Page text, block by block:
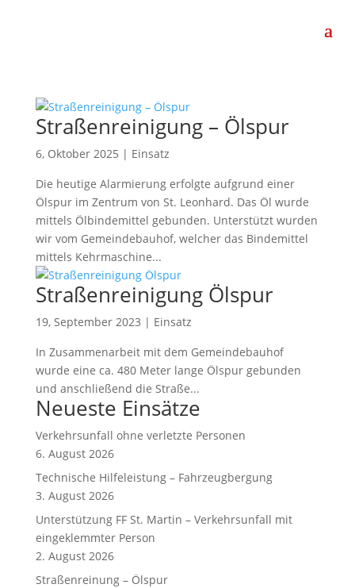
Straßenreinigung – Ölspur
6, Oktober 2025 | Einsatz
Die heutige Alarmierung erfolgte aufgrund einer
Ölspur im Zentrum von St. Leonhard. Das Öl wurde
mittels Ölbindemittel gebunden. Unterstützt wurden
wir vom Gemeindebauhof, welcher das Bindemittel
mittels Kehrmaschine...
Straßenreinigung Ölspur
19, September 2023 | Einsatz
In Zusammenarbeit mit dem Gemeindebauhof
wurde eine ca. 480 Meter lange Ölspur gebunden
und anschließend die Straße...
Neueste Einsätze
Verkehrsunfall ohne verletzte Personen
6. August 2026
Technische Hilfeleistung – Fahrzeugbergung
3. August 2026
Unterstützung FF St. Martin – Verkehrsunfall mit
eingeklemmter Person
2. August 2026
Straßenreinung – Ölspur